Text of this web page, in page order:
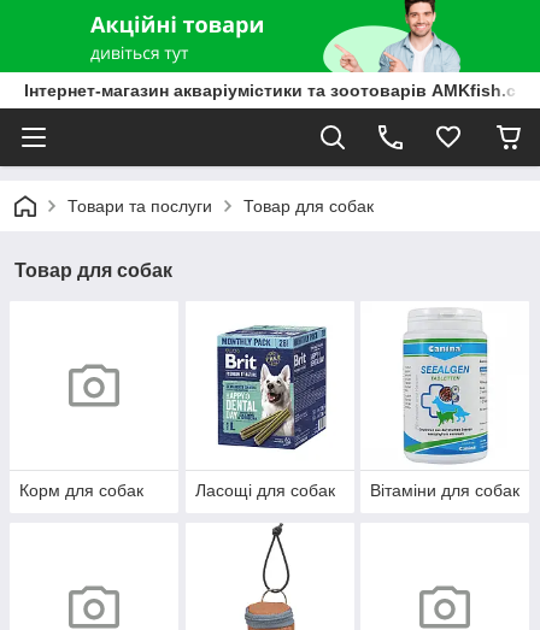
Інтернет-магазин акваріумістики та зоотоварів AMKfish.com
Товари та послуги Товар для собак
Товар для собак
Корм для собак Ласощі для собак Вітаміни для собак